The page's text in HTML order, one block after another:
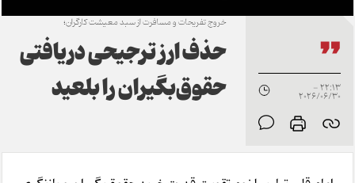
22:13 -
2026/06/30
خروج تفریحات و مسافرت از سبد معیشت کارگران؛
حذف ارز ترجیحی دریافتی
حقوق‌بگیران را بلعید